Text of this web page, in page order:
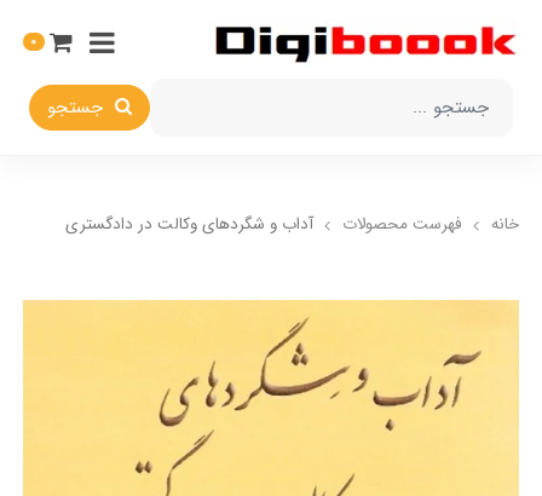
جستجو
0
خانه فهرست محصولات آداب و شگردهای وکالت در دادگستری